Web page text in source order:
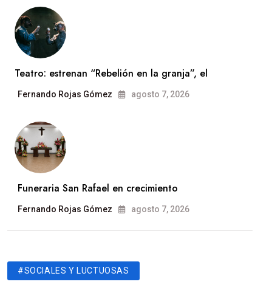
Teatro: estrenan “Rebelión en la granja”, el
Fernando Rojas Gómez agosto 7, 2026
Funeraria San Rafael en crecimiento
Fernando Rojas Gómez agosto 7, 2026
#SOCIALES Y LUCTUOSAS